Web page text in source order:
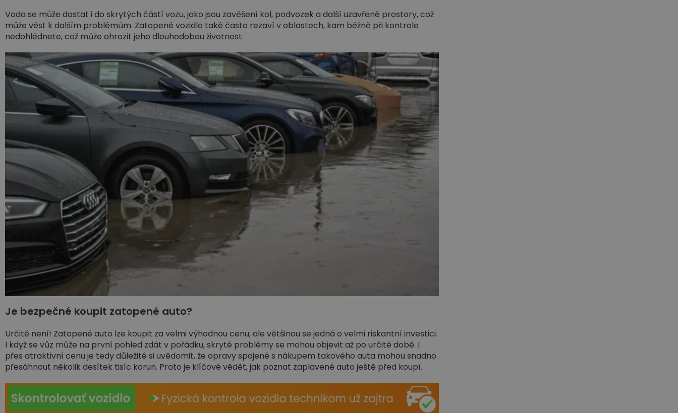
Voda se může dostat i do skrytých částí vozu, jako jsou zavěšení kol, podvozek a další uzavřené prostory, což
může vést k dalším problémům. Zatopené vozidlo také často rezaví v oblastech, kam běžně při kontrole
nedohlédnete, což může ohrozit jeho dlouhodobou životnost.
Je bezpečné koupit zatopené auto?
Určitě není! Zatopené auto lze koupit za velmi výhodnou cenu, ale většinou se jedná o velmi riskantní investici.
I když se vůz může na první pohled zdát v pořádku, skryté problémy se mohou objevit až po určité době. I
přes atraktivní cenu je tedy důležité si uvědomit, že opravy spojené s nákupem takového auta mohou snadno
přesáhnout několik desítek tisíc korun. Proto je klíčové vědět, jak poznat zaplavené auto ještě před koupí.